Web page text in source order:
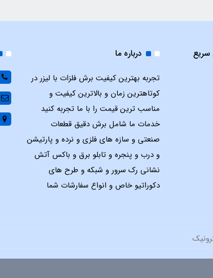
درباره ما
تجربه بهترین کیفیت برش فلزات با لیزر در
کوتاهترین زمان و بالاترین کیفیت و
مناسب ترین قیمت را با ما تجربه کنید
خدمات ما شامل برش دقیق قطعات
صنعتی و سازه های فلزی و نرده و پارتیشن
و درب و پنجره و تابلو برق و باکس آتش
نشانی رک سرور و شبکه و طرح های
دکوراتیو خاص و انواع سفارشات شما